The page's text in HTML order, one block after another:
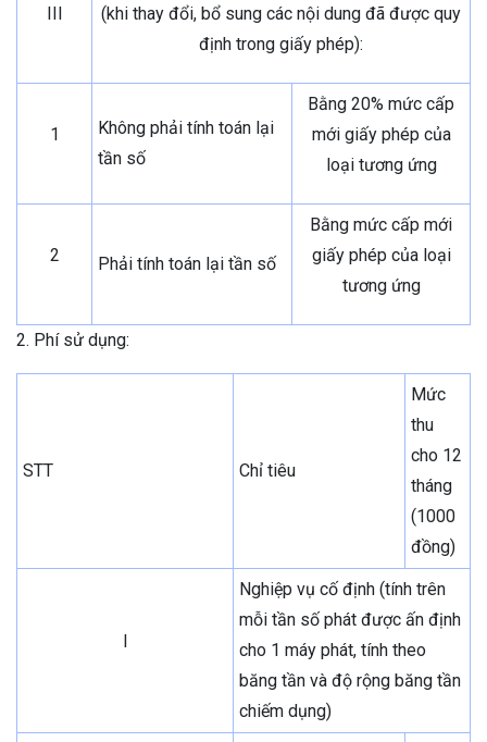
III
(khi thay đổi, bổ sung các nội dung đã được quy
định trong giấy phép):
1
Không phải tính toán lại
tần số
Bằng 20% mức cấp
mới giấy phép của
loại tương ứng
2 Phải tính toán lại tần số
Bằng mức cấp mới
giấy phép của loại
tương ứng
2. Phí sử dụng:
STT Chỉ tiêu
Mức
thu
cho 12
tháng
(1000
đồng)
I
Nghiệp vụ cố định (tính trên
mỗi tần số phát được ấn định
cho 1 máy phát, tính theo
băng tần và độ rộng băng tần
chiếm dụng)